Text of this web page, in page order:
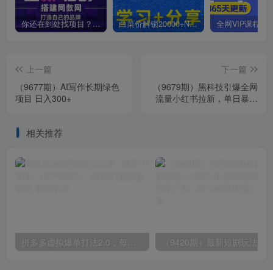
你还在到处找项目？还在当韭菜？我靠卖项目一个月收入5万+，曾经我也是个失败者。 白菜价解锁20000+N个赚钱机会，加入星叙轻创会员，全站资源免费学习。
上一篇
（9677期）AI写作长期绿色
项目 日入300+
下一篇
（9679期）黑科技引爆全网
流量小红书拉新，单日暴力
相关推荐